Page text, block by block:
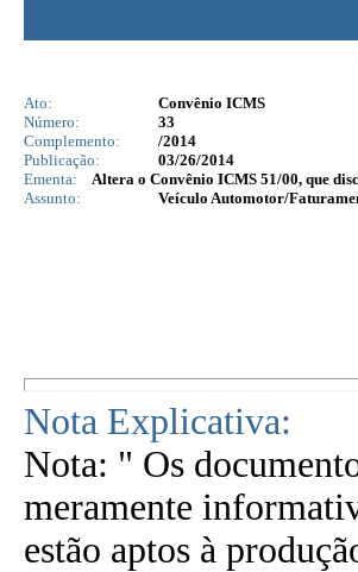
Ato:
Convênio ICMS
Número:
33
Complemento:
/2014
Publicação:
03/26/2014
Ementa:
Altera o Convênio ICMS 51/00, que
Assunto:
Veículo Automotor/
Nota Explicativa:
Nota: " Os
meramente
estão aptos à